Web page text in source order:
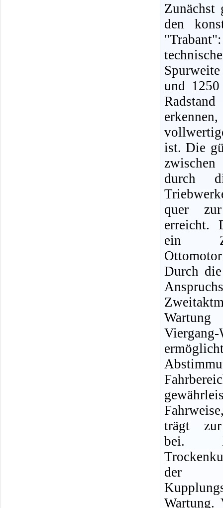
Zunächst
den
und
ist. Die
durch
quer zur
erreicht.
ein
Durch
Viergang-
trägt zur
bei.
der
Wartung.